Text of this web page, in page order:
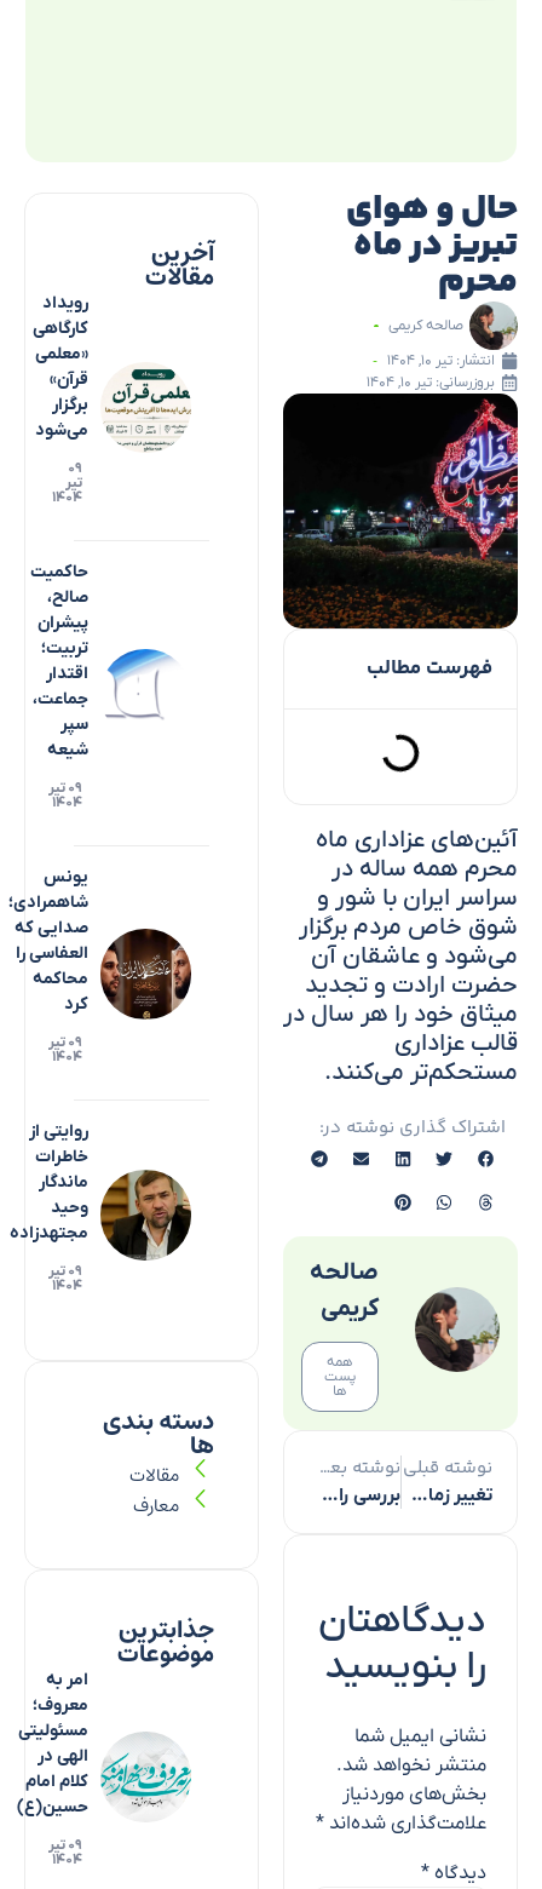
حال و هوای
تبریز در ماه
محرم
صالحه کریمی
انتشار: تیر ۱۰, ۱۴۰۴
بروزرسانی: تیر ۱۰, ۱۴۰۴
فهرست مطالب
آئین‌های عزاداری ماه
محرم همه ساله در
سراسر ایران با شور و
شوق خاص مردم برگزار
می‌شود و عاشقان آن
حضرت ارادت و تجدید
میثاق خود را هر سال در
قالب عزاداری
مستحکم‌تر می‌کنند.
اشتراک گذاری نوشته در:
صالحه
کریمی
همه
پست
ها
نوشته قبلی
تغییر زمان برگزاری مسابقات سراسری قرآن در بخش معارفی
نوشته بعدی
بررسی راهکارهای تدبری قرآن در مواجهه با حوادث اخیر
دیدگاهتان
را بنویسید
نشانی ایمیل شما
منتشر نخواهد شد.
بخش‌های موردنیاز
علامت‌گذاری شده‌اند *
دیدگاه *
آخرین
مقالات
رویداد
کارگاهی
«معلمی
قرآن»
برگزار
می‌شود
۰۹
تیر
۱۴۰۴
حاکمیت
صالح،
پیشران
تربیت؛
اقتدار
جماعت،
سپر
شیعه
۰۹ تیر
۱۴۰۴
یونس
شاهمرادی؛
صدایی که
العفاسی را
محاکمه
کرد
۰۹ تیر
۱۴۰۴
روایتی از
خاطرات
ماندگار
وحید
مجتهدزاده
۰۹ تیر
۱۴۰۴
دسته بندی
ها
مقالات
معارف
جذابترین
موضوعات
امر به
معروف؛
مسئولیتی
الهی در
کلام امام
حسین(ع)
۰۹ تیر
۱۴۰۴